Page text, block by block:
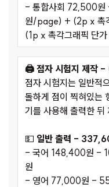
- 통합사회 72,500원
원/page) + (2p x 촉
(1p x 촉각그래픽 단
🖨️ 점자 시험지 제작 -
점자 시험지는 일반적
돌하게 점이 찍혀있는
기를 사용해 출력한 뒤
💵 일반 출력 -
- 국어 148,400원 -
원
- 영어 77,000원 -